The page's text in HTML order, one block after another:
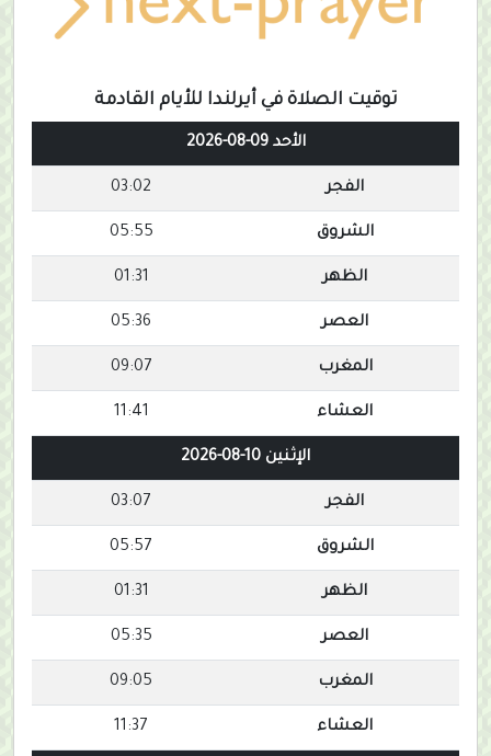
توقيت الصلاة في أيرلندا للأيام القادمة
الأحد 09-08-2026
الفجر 03:02
الشروق 05:55
الظهر 01:31
العصر 05:36
المغرب 09:07
العشاء 11:41
الإثنين 10-08-2026
الفجر 03:07
الشروق 05:57
الظهر 01:31
العصر 05:35
المغرب 09:05
العشاء 11:37